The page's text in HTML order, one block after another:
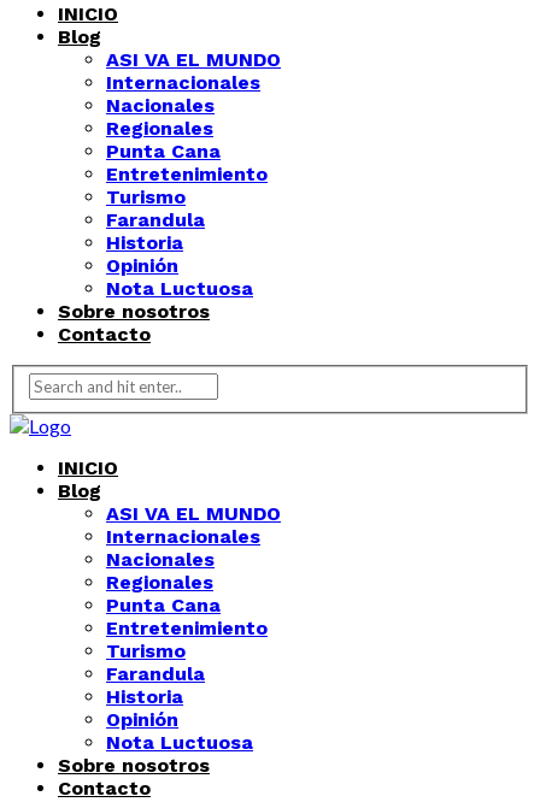
INICIO
Blog
ASI VA EL MUNDO
Internacionales
Nacionales
Regionales
Punta Cana
Entretenimiento
Turismo
Farandula
Historia
Opinión
Nota Luctuosa
Sobre nosotros
Contacto
INICIO
Blog
ASI VA EL MUNDO
Internacionales
Nacionales
Regionales
Punta Cana
Entretenimiento
Turismo
Farandula
Historia
Opinión
Nota Luctuosa
Sobre nosotros
Contacto